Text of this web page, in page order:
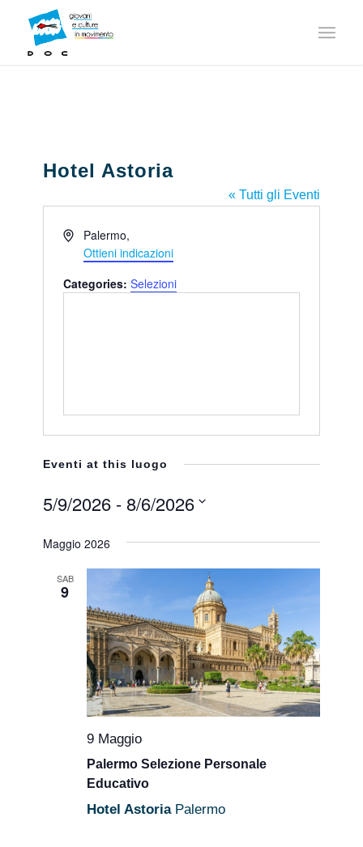
Hotel Astoria
« Tutti gli Eventi
IndirizzoPalermo,
Ottieni indicazioni
Categories:Selezioni
Eventi at this luogo
5/9/2026 - 8/6/2026
la
Maggio 2026
SAB
9
9 Maggio
Palermo Selezione Personale
Educativo
Hotel Astoria Palermo